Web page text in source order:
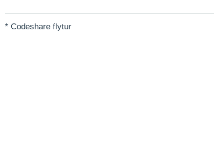
* Codeshare flytur